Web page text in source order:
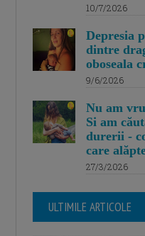
10/7/2026
Depresia
dintre
oboseala
9/6/2026
Nu am
Si am
durerii -
care
27/3/2026
ULTIMILE ARTICOLE